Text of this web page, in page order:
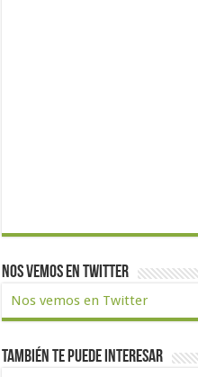
Nos vemos en Twitter
Nos vemos en Twitter
También te puede interesar